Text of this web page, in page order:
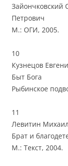
Зайончковский
Петрович
М.: ОГИ, 2005.
10
Кузнецов
Быт Бога
Рыбинское
11
Левитин Михаил
Брат и
М.: Текст, 2004.